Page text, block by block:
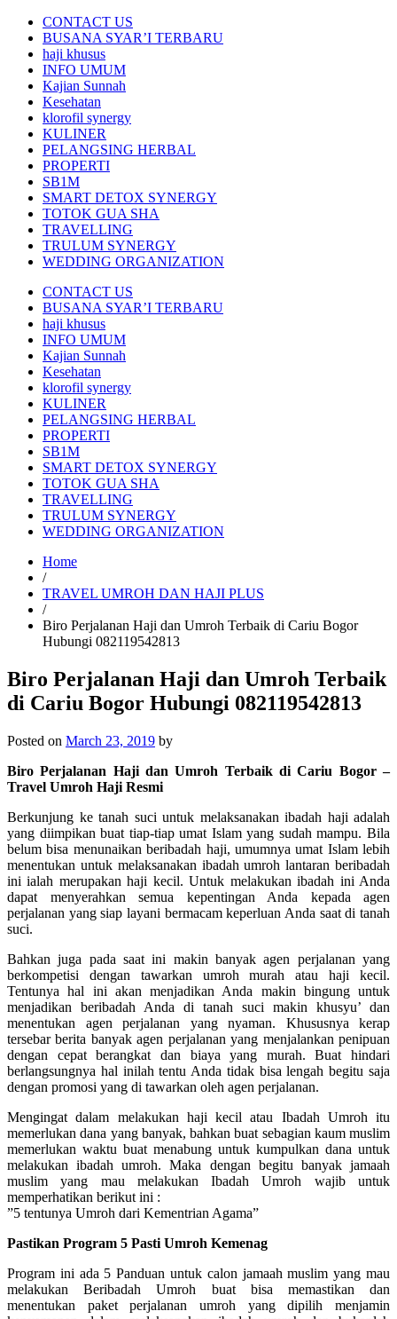
CONTACT US
BUSANA SYAR’I TERBARU
haji khusus
INFO UMUM
Kajian Sunnah
Kesehatan
klorofil synergy
KULINER
PELANGSING HERBAL
PROPERTI
SB1M
SMART DETOX SYNERGY
TOTOK GUA SHA
TRAVELLING
TRULUM SYNERGY
WEDDING ORGANIZATION
CONTACT US
BUSANA SYAR’I TERBARU
haji khusus
INFO UMUM
Kajian Sunnah
Kesehatan
klorofil synergy
KULINER
PELANGSING HERBAL
PROPERTI
SB1M
SMART DETOX SYNERGY
TOTOK GUA SHA
TRAVELLING
TRULUM SYNERGY
WEDDING ORGANIZATION
Home
/
TRAVEL UMROH DAN HAJI PLUS
/
Biro Perjalanan Haji dan Umroh Terbaik di Cariu Bogor
Hubungi 082119542813
Biro Perjalanan Haji dan Umroh Terbaik
di Cariu Bogor Hubungi 082119542813
Posted on March 23, 2019 by
Biro Perjalanan Haji dan Umroh Terbaik di Cariu Bogor –
Travel Umroh Haji Resmi
Berkunjung ke tanah suci untuk melaksanakan ibadah haji adalah
yang diimpikan buat tiap-tiap umat Islam yang sudah mampu. Bila
belum bisa menunaikan beribadah haji, umumnya umat Islam lebih
menentukan untuk melaksanakan ibadah umroh lantaran beribadah
ini ialah merupakan haji kecil. Untuk melakukan ibadah ini Anda
dapat menyerahkan semua kepentingan Anda kepada agen
perjalanan yang siap layani bermacam keperluan Anda saat di tanah
suci.
Bahkan juga pada saat ini makin banyak agen perjalanan yang
berkompetisi dengan tawarkan umroh murah atau haji kecil.
Tentunya hal ini akan menjadikan Anda makin bingung untuk
menjadikan beribadah Anda di tanah suci makin khusyu’ dan
menentukan agen perjalanan yang nyaman. Khususnya kerap
tersebar berita banyak agen perjalanan yang menjalankan penipuan
dengan cepat berangkat dan biaya yang murah. Buat hindari
berlangsungnya hal inilah tentu Anda tidak bisa lengah begitu saja
dengan promosi yang di tawarkan oleh agen perjalanan.
Mengingat dalam melakukan haji kecil atau Ibadah Umroh itu
memerlukan dana yang banyak, bahkan buat sebagian kaum muslim
memerlukan waktu buat menabung untuk kumpulkan dana untuk
melakukan ibadah umroh. Maka dengan begitu banyak jamaah
muslim yang mau melakukan Ibadah Umroh wajib untuk
memperhatikan berikut ini :
”5 tentunya Umroh dari Kementrian Agama”
Pastikan Program 5 Pasti Umroh Kemenag
Program ini ada 5 Panduan untuk calon jamaah muslim yang mau
melakukan Beribadah Umroh buat bisa memastikan dan
menentukan paket perjalanan umroh yang dipilih menjamin